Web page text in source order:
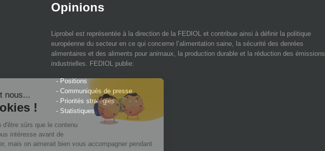
Opinions
Liprobel est représentée à la direction de la FEDIOL et contribue ainsi à définir la politique
européenne du secteur en ce qui concerne l’alimentation saine, la sécurité des denrées
alimentaires et des aliments pour animaux, la production durable et la réduction des émissions
industrielles. FEDIOL publie:
- Positions
- Communiqués de presse
- Priorités stratégies
- Statistiques